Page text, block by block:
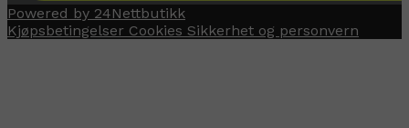
Powered by 24Nettbutikk
Kjøpsbetingelser Cookies Sikkerhet og personvern